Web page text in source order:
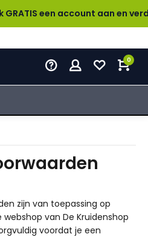
account aan en verdien bij
0
zijn van toepassing op
van De Kruidenshop
voordat je een